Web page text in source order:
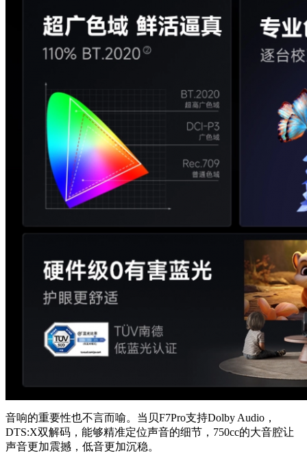
音响的重要性也不言而喻。当贝F7Pro支持Dolby Audio，
DTS:X双解码，能够精准定位声音的细节，750cc的大音腔让
声音更加震撼，低音更加沉稳。